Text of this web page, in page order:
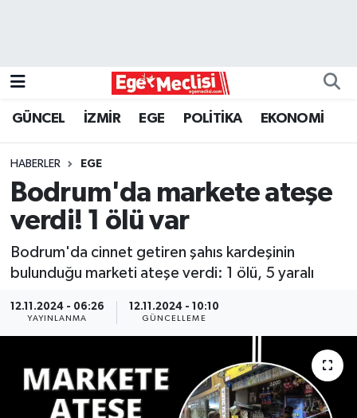
GÜNCEL İZMİR EGE POLİTİKA EKONOMİ
HABERLER EGE
Bodrum'da markete ateşe
verdi! 1 ölü var
Bodrum'da cinnet getiren şahıs kardeşinin
bulunduğu marketi ateşe verdi: 1 ölü, 5 yaralı
12.11.2024 - 06:26
YAYINLANMA
12.11.2024 - 10:10
GÜNCELLEME
GÜNCEL
İZMİR
ÖZEL HABER
Programlar
YAŞAM